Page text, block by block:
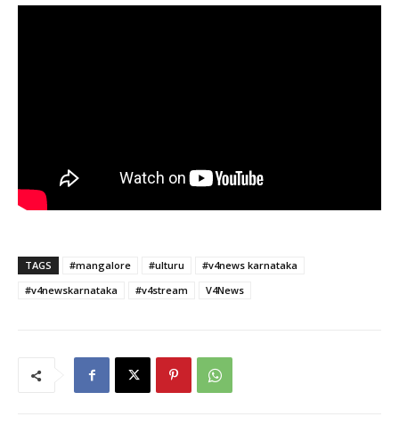
TAGS #mangalore #ulturu
#v4news karnataka
#v4newskarnataka
#v4stream V4News